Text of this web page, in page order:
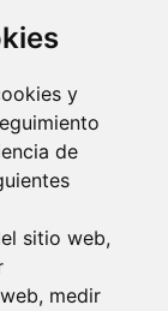
y
de
sitio web,
, medir